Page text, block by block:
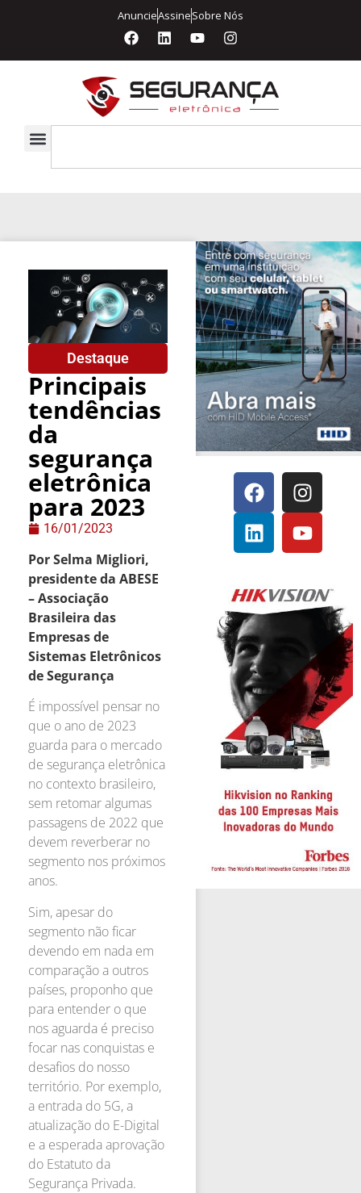
AnuncieAssineSobre Nós
Destaque
Principais
tendências
da
segurança
eletrônica
para 2023
16/01/2023
Por Selma Migliori,
presidente da ABESE
– Associação
Brasileira das
Empresas de
Sistemas Eletrônicos
de Segurança
É impossível pensar no
que o ano de 2023
guarda para o mercado
de segurança eletrônica
no contexto brasileiro,
sem retomar algumas
passagens de 2022 que
devem reverberar no
segmento nos próximos
anos.
Sim, apesar do
segmento não ficar
devendo em nada em
comparação a outros
países, proponho que
para entender o que
nos aguarda é preciso
focar nas conquistas e
desafios do nosso
território. Por exemplo,
a entrada do 5G, a
atualização do E-Digital
e a esperada aprovação
do Estatuto da
Segurança Privada.